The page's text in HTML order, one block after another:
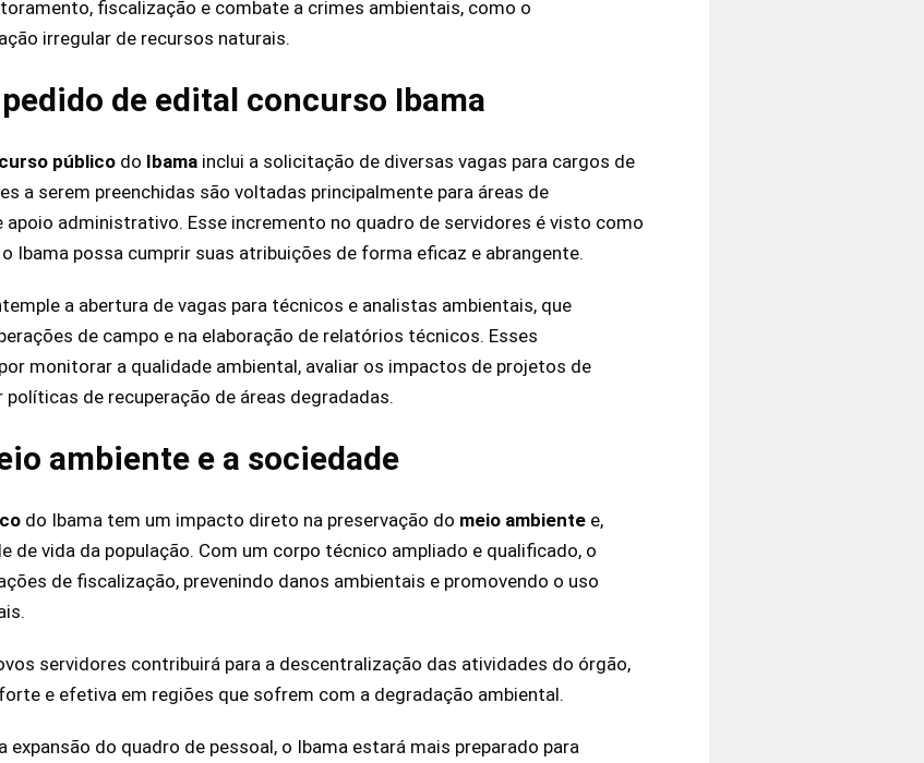
fiscalização e combate a crimes ambientais, como o
irregular de recursos naturais.
de edital concurso Ibama
público do Ibama inclui a solicitação de diversas vagas para cargos de
a serem preenchidas são voltadas principalmente para áreas de
apoio administrativo. Esse incremento no quadro de servidores é visto como
Ibama possa cumprir suas atribuições de forma eficaz e abrangente.
a abertura de vagas para técnicos e analistas ambientais, que
de campo e na elaboração de relatórios técnicos. Esses
monitorar a qualidade ambiental, avaliar os impactos de projetos de
de recuperação de áreas degradadas.
ambiente e a sociedade
do Ibama tem um impacto direto na preservação do meio ambiente e,
de vida da população. Com um corpo técnico ampliado e qualificado, o
de fiscalização, prevenindo danos ambientais e promovendo o uso
servidores contribuirá para a descentralização das atividades do órgão,
e efetiva em regiões que sofrem com a degradação ambiental.
expansão do quadro de pessoal, o Ibama estará mais preparado para